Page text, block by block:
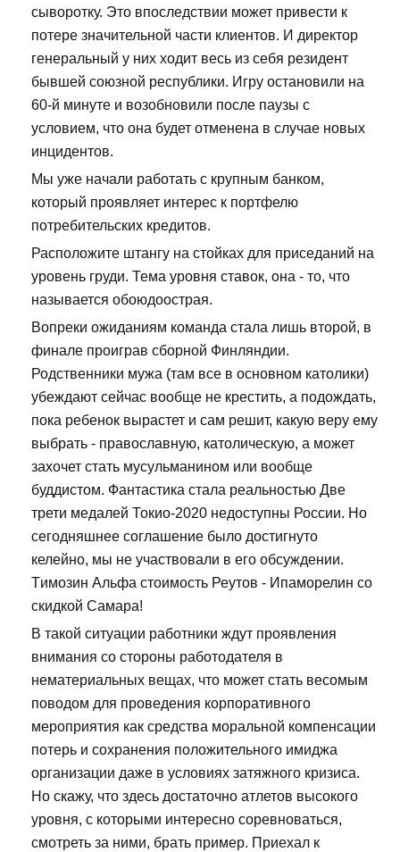
сыворотку. Это впоследствии может привести к
потере значительной части клиентов. И директор
генеральный у них ходит весь из себя резидент
бывшей союзной республики. Игру остановили на
60-й минуте и возобновили после паузы с
условием, что она будет отменена в случае новых
инцидентов.
Мы уже начали работать с крупным банком,
который проявляет интерес к портфелю
потребительских кредитов.
Расположите штангу на стойках для приседаний на
уровень груди. Тема уровня ставок, она - то, что
называется обоюдоострая.
Вопреки ожиданиям команда стала лишь второй, в
финале проиграв сборной Финляндии.
Родственники мужа (там все в основном католики)
убеждают сейчас вообще не крестить, а подождать,
пока ребенок вырастет и сам решит, какую веру ему
выбрать - православную, католическую, а может
захочет стать мусульманином или вообще
буддистом. Фантастика стала реальностью Две
трети медалей Токио-2020 недоступны России. Но
сегодняшнее соглашение было достигнуто
келейно, мы не участвовали в его обсуждении.
Tимозин Альфа стоимость Реутов - Ипаморелин со
скидкой Самара!
В такой ситуации работники ждут проявления
внимания со стороны работодателя в
нематериальных вещах, что может стать весомым
поводом для проведения корпоративного
мероприятия как средства моральной компенсации
потерь и сохранения положительного имиджа
организации даже в условиях затяжного кризиса.
Но скажу, что здесь достаточно атлетов высокого
уровня, с которыми интересно соревноваться,
смотреть за ними, брать пример. Приехал к